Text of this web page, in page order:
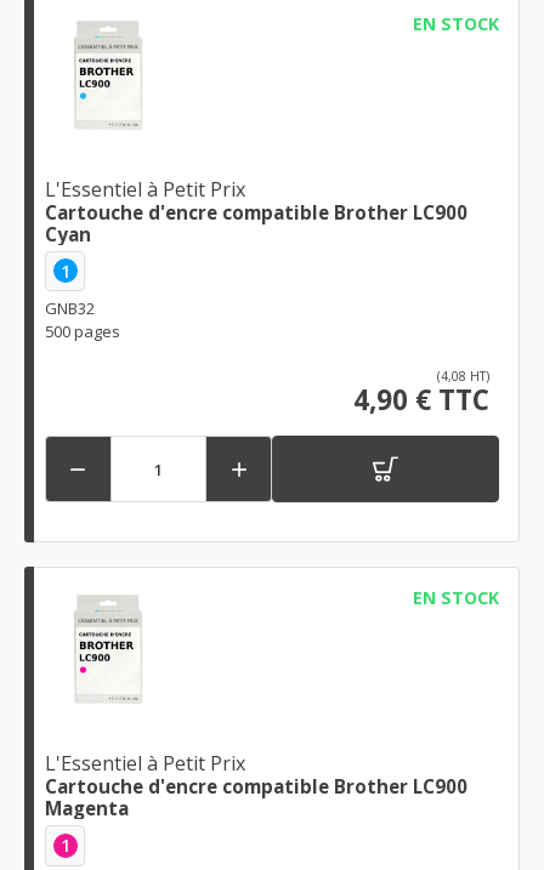
EN STOCK
L'Essentiel à Petit Prix
Cartouche d'encre compatible Brother LC900
Cyan
1
GNB32
500 pages
(4,08 HT)
4,90 € TTC
 
EN STOCK
L'Essentiel à Petit Prix
Cartouche d'encre compatible Brother LC900
Magenta
1